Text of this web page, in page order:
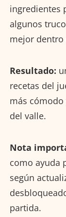
ingredientes
algunos
mejor dentro
Resultado:
recetas del
más
del valle.
Nota
como ayuda
según
partida.